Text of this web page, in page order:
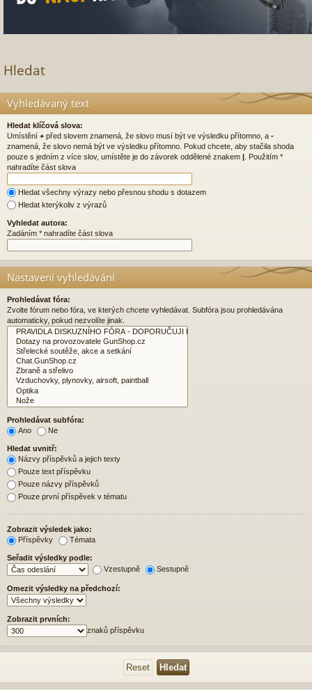
Hledat
Vyhledávaný text
Hledat klíčová slova:
Umístění + před slovem znamená, že slovo musí být ve výsledku přítomno, a -
znamená, že slovo nemá být ve výsledku přítomno. Pokud chcete, aby stačila shoda
pouze s jedním z více slov, umístěte je do závorek oddělené znakem | . Použitím *
nahradíte část slova
Hledat všechny výrazy nebo přesnou shodu s dotazem
Hledat kterýkoliv z výrazů
Vyhledat autora:
Zadáním * nahradíte část slova
Nastavení vyhledávání
Prohledávat fóra:
Zvolte fórum nebo fóra, ve kterých chcete vyhledávat. Subfóra jsou prohledávána
automaticky, pokud nezvolíte jinak.
Prohledávat subfóra:
Ano
Ne
Hledat uvnitř:
Názvy příspěvků a jejich texty
Pouze text příspěvku
Pouze názvy příspěvků
Pouze první příspěvek v tématu
Zobrazit výsledek jako:
Příspěvky
Témata
Seřadit výsledky podle:
Vzestupně
Sestupně
Omezit výsledky na předchozí:
Zobrazit prvních:
znaků příspěvku